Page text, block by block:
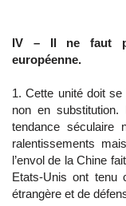
IV – Il ne faut
européenne.
1. Cette unité doit
non en
tendance
ralentissements
l’envol de la Chine
Etats-Unis ont tenu
étrangère et de